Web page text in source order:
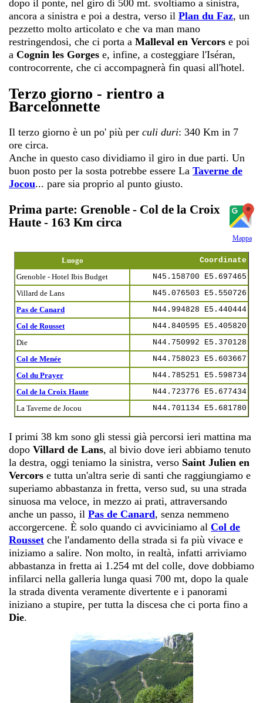
dopo il ponte, nel giro di 500 mt. svoltiamo a sinistra,
ancora a sinistra e poi a destra, verso il Plan du Faz, un
pezzetto molto articolato e che va man mano
restringendosi, che ci porta a Malleval en Vercors e poi
a Cognin les Gorges e, infine, a costeggiare l'Iséran,
controcorrente, che ci accompagnerà fin quasi all'hotel.
Terzo giorno - rientro a
Barcelonnette
Il terzo giorno è un po' più per culi duri: 340 Km in 7
ore circa.
Anche in questo caso dividiamo il giro in due parti. Un
buon posto per la sosta potrebbe essere La Taverne de
Jocou... pare sia proprio al punto giusto.
Mappa
Prima parte: Grenoble - Col de la Croix
Haute - 163 Km circa
Luogo
Coordinate
Grenoble - Hotel Ibis Budget
N45.158700 E5.697465
Villard de Lans
N45.076503 E5.550726
Pas de Canard
N44.994828 E5.440444
Col de Rousset
N44.840595 E5.405820
Die
N44.750992 E5.370128
Col de Menée
N44.758023 E5.603667
Col du Prayer
N44.785251 E5.598734
Col de la Croix Haute
N44.723776 E5.677434
La Taverne de Jocou
N44.701134 E5.681780
I primi 38 km sono gli stessi già percorsi ieri mattina ma
dopo Villard de Lans, al bivio dove ieri abbiamo tenuto
la destra, oggi teniamo la sinistra, verso Saint Julien en
Vercors e tutta un'altra serie di santi che raggiungiamo e
superiamo abbastanza in fretta, verso sud, su una strada
sinuosa ma veloce, in mezzo ai prati, attraversando
anche un passo, il Pas de Canard, senza nemmeno
accorgercene. È solo quando ci avviciniamo al Col de
Rousset che l'andamento della strada si fa più vivace e
iniziamo a salire. Non molto, in realtà, infatti arriviamo
abbastanza in fretta ai 1.254 mt del colle, dove dobbiamo
infilarci nella galleria lunga quasi 700 mt, dopo la quale
la strada diventa veramente divertente e i panorami
iniziano a stupire, per tutta la discesa che ci porta fino a
Die.